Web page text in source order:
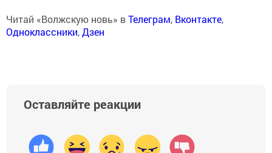
Читай «Волжскую новь» вТелеграм, Вконтакте,
Одноклассники,Дзен
Оставляйте реакции